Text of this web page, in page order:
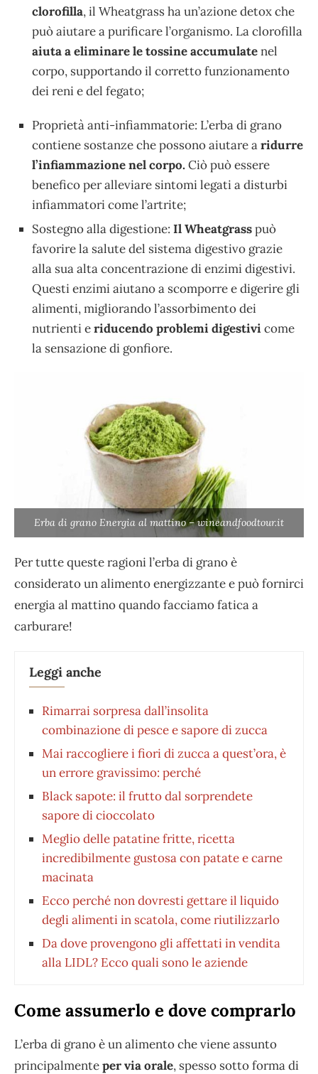
clorofilla, il Wheatgrass ha un’azione detox che
può aiutare a purificare l’organismo. La clorofilla
aiuta a eliminare le tossine accumulatenel
corpo, supportando il corretto funzionamento
dei reni e del fegato;
Proprietà anti-infiammatorie: L’erba di grano
contiene sostanze che possono aiutare aridurre
l’infiammazione nel corpo. Ciò può essere
benefico per alleviare sintomi legati a disturbi
infiammatori come l’artrite;
Sostegno alla digestione: Il Wheatgrasspuò
favorire la salute del sistema digestivo grazie
alla sua alta concentrazione di enzimi digestivi.
Questi enzimi aiutano a scomporre e digerire gli
alimenti, migliorando l’assorbimento dei
nutrienti eriducendo problemi digestivicome
la sensazione di gonfiore.
Erba di grano Energia al mattino – wineandfoodtour.it
Per tutte queste ragioni l’erba di grano è
considerato un alimento energizzante e può fornirci
energia al mattino quando facciamo fatica a
carburare!
Leggi anche
Rimarrai sorpresa dall’insolita
combinazione di pesce e sapore di zucca
Mai raccogliere i fiori di zucca a quest’ora, è
un errore gravissimo: perché
Black sapote: il frutto dal sorprendete
sapore di cioccolato
Meglio delle patatine fritte, ricetta
incredibilmente gustosa con patate e carne
macinata
Ecco perché non dovresti gettare il liquido
degli alimenti in scatola, come riutilizzarlo
Da dove provengono gli affettati in vendita
alla LIDL? Ecco quali sono le aziende
Come assumerlo e dove comprarlo
L’erba di grano è un alimento che viene assunto
principalmenteper via orale, spesso sotto forma di